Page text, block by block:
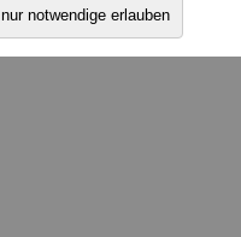
nur notwendige erlauben